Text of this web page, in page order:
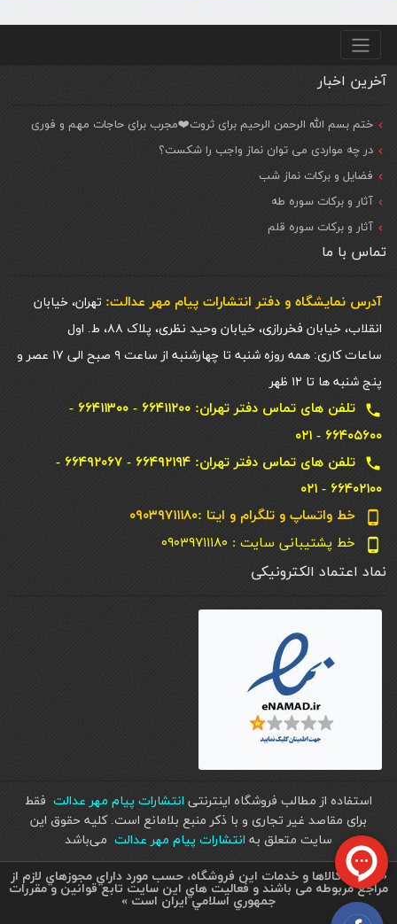
منو پایین
آخرین اخبار
ختم بسم الله الرحمن الرحیم برای ثروت❤️مجرب برای حاجات مهم و فوری
در چه مواردی می توان نماز واجب را شکست؟
فضایل و برکات نماز شب
آثار و برکات سوره طه
آثار و برکات سوره قلم
تماس با ما
آدرس نمایشگاه و دفتر انتشارات پيام مهر عدالت: تهران، خیابان
انقلاب، خیابان فخررازی، خیابان وحید نظری، پلاک ۸۸، ط. اول
ساعات کاری: همه روزه شنبه تا چهارشنبه از ساعت ۹ صبح الی ۱۷ عصر و
پنج شنبه ها تا ۱۲ ظهر
local_phone
تلفن های تماس دفتر تهران: ۶۶۴۱۱۲۰۰ - ۶۶۴۱۱۳۰۰ -
۶۶۴۰۵۶۰۰ - ۰۲۱
local_phone
تلفن های تماس دفتر تهران: ۶۶۴۹۲۱۹۴ - ۶۶۴۹۲۰۶۷ -
۶۶۴۰۲۱۰۰ - ۰۲۱
phone_android خط واتساپ و تلگرام و ایتا :۰۹۰۳۹۷۱۱۱۸۰
phone_android خط پشتیبانی سایت : ۰۹۰۳۹۷۱۱۱۸۰
نماد اعتماد الکترونیکی
استفاده از مطالب فروشگاه اینترنتی انتشارات پیام مهر عدالت فقط
برای مقاصد غیر تجاری و با ذکر منبع بلامانع است. کليه حقوق اين
سايت متعلق به انتشارات پیام مهر عدالت می‌باشد
« تمامي كالاها و خدمات اين فروشگاه، حسب مورد داراي مجوزهاي لازم از
مراجع مربوطه می باشند و فعاليت هاي اين سايت تابع قوانين و مقررات
جمهوري اسلامي ايران است »